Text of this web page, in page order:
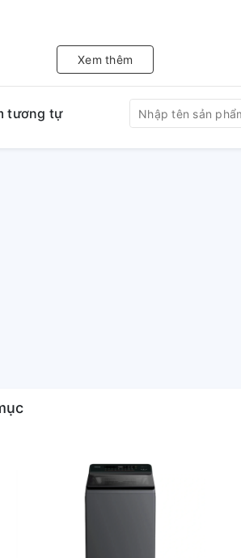
họa
phục vụ tốt cho các gia đình có trên 7
gom nhiều đồ để giặt 1 lần.
hợp sẵn trên máy giặt Whirlpool giúp bạn
mình: eCotton, giặt nhanh, giặt đồ hỗn
cho khả năng xử lý được các vết bẩn
Xem thêm
tương tự